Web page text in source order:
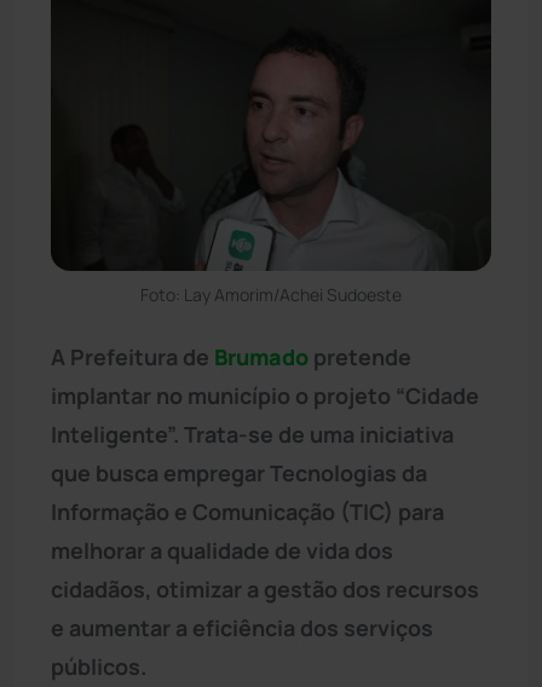
Foto: Lay Amorim/Achei Sudoeste
A Prefeitura de Brumado pretende
implantar no município o projeto “Cidade
Inteligente”. Trata-se de uma iniciativa
que busca empregar Tecnologias da
Informação e Comunicação (TIC) para
melhorar a qualidade de vida dos
cidadãos, otimizar a gestão dos recursos
e aumentar a eficiência dos serviços
públicos.